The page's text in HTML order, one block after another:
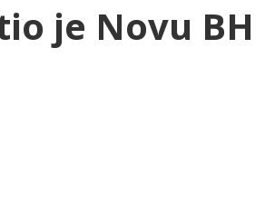
je Novu BH